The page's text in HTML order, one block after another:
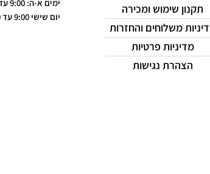
ימים א-ה: 9:00 עד 20:00
יום שישי 9:00 עד 15:00
תקנון שימוש ומכירה
משלוחים והחזרות
מדיניות פרטיות
הצהרת נגישות